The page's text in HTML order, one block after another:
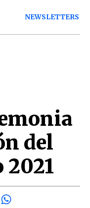
NEWSLETTERS
del
2021